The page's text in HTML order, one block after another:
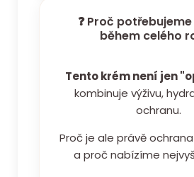
❓ Proč
během celého
Tento krém není jen
kombinuje výživu,
ochranu.
Proč je ale právě
a proč nabízíme